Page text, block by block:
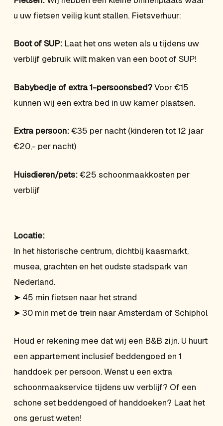
u uw fietsen veilig kunt stallen. Fietsverhuur:
Boot of SUP:Laat het ons weten als u tijdens uw
verblijf gebruik wilt maken van een boot of SUP!
Babybedje of extra 1-persoonsbed?Voor €15
kunnen wij een extra bed in uw kamer plaatsen.
Extra persoon:€35 per nacht (kinderen tot 12 jaar
€20,- per nacht)
Huisdieren/pets:€25 schoonmaakkosten per
verblijf
Locatie:
In het historische centrum, dichtbij kaasmarkt,
musea, grachten en het oudste stadspark van
Nederland.
➤ 45 min fietsen naar het strand
➤ 30 min met de trein naar Amsterdam of Schiphol
Houd er rekening mee dat wij een B&B zijn. U huurt
een appartement inclusief beddengoed en 1
handdoek per persoon. Wenst u een extra
schoonmaakservice tijdens uw verblijf? Of een
schone set beddengoed of handdoeken? Laat het
ons gerust weten!